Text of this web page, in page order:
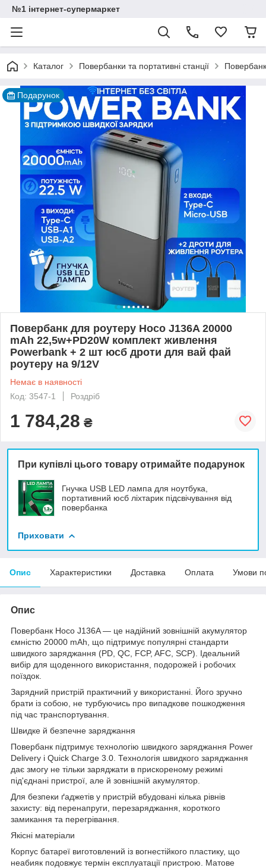
№1 інтернет-супермаркет
Каталог Повербанки та портативні станції
Подарунок
Повербанк для роутеру Hoco J136A 20000
mAh 22,5w+PD20W комплект живлення
Powerbank + 2 шт юсб дроти для вай фай
роутеру на 9/12V
Немає в наявності
Код: 3547-1
Роздріб
1 784,28 ₴
При купівлі цього товару отримайте подарунок
Гнучка USB LED лампа для ноутбука,
портативний юсб ліхтарик підсвічування від
повербанка
Приховати
Опис Характеристики Доставка Оплата Умови
Опис
Повербанк Hoco J136A — це надійний зовнішній акумулятор
ємністю 20000 mAh, що підтримує популярні стандарти
швидкого заряджання (PD, QC, FCP, AFC, SCP). Ідеальний
вибір для щоденного використання, подорожей і робочих
поїздок.
Зарядний пристрій практичний у використанні. Його зручно
брати із собою, не турбуючись про випадкове пошкодження
під час транспортування.
Швидке й безпечне заряджання
Повербанк підтримує технологію швидкого заряджання Power
Delivery і Quick Charge 3.0. Технологія швидкого заряджання
дає змогу не тільки заряджати в прискореному режимі
під'єднані пристрої, але й зовнішній акумулятор.
Для безпеки ґаджетів у пристрій вбудовані кілька рівнів
захисту: від перенапруги, перезаряджання, короткого
замикання та перегрівання.
Якісні матеріали
Корпус батареї виготовлений із вогнестійкого пластику, що
неабияк подовжує термін експлуатації пристрою. Матове